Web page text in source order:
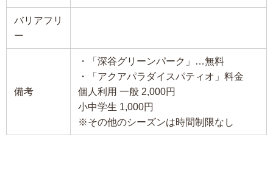
バリアフリ
ー
備考
・「深谷グリーンパーク」…無料
・「アクアパラダイスパティオ」料金
個人利用 一般 2,000円
小中学生 1,000円
※その他のシーズンは時間制限なし